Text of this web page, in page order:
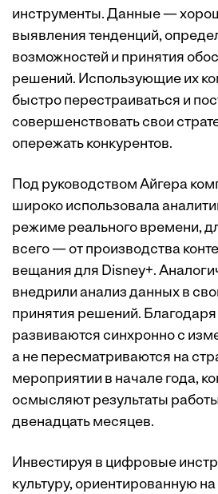
инструменты. Данные —
выявления тенденций,
возможностей и принятия
решений. Использующие их
быстро перестраиваться и
совершенствовать свои
опережать конкурентов.
Под руководством Айгера
широко использовала
режиме реального времени,
всего — от производства
вещания для Disney+.
внедрили анализ данных в
принятия решений. Благодаря
развиваются синхронно с
а не пересматриваются на
мероприятии в начале года,
осмысляют результаты
двенадцать месяцев.
Инвестируя в цифровые
культуру, ориентированную